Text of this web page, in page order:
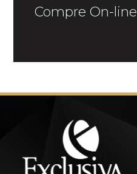
Compre On-line